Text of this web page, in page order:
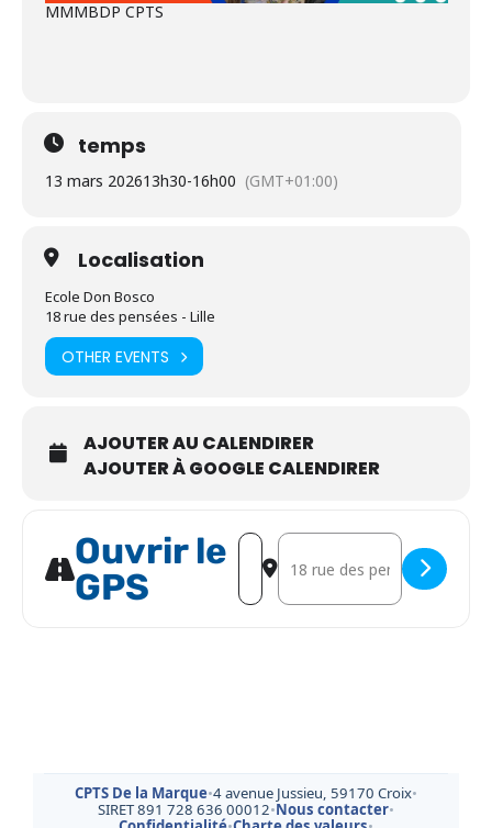
MMMBDP CPTS
temps
13 mars 202613h30-16h00 (GMT+01:00)
Localisation
Ecole Don Bosco
18 rue des pensées - Lille
OTHER EVENTS
AJOUTER AU CALENDIRER
AJOUTER À GOOGLE CALENDIRER
Ouvrir le
GPS
Address - Mieux Manger, Moeux
Destination Address - Mieux
CPTS De la Marque•4 avenue Jussieu, 59170 Croix•
SIRET 891 728 636 00012•Nous contacter•